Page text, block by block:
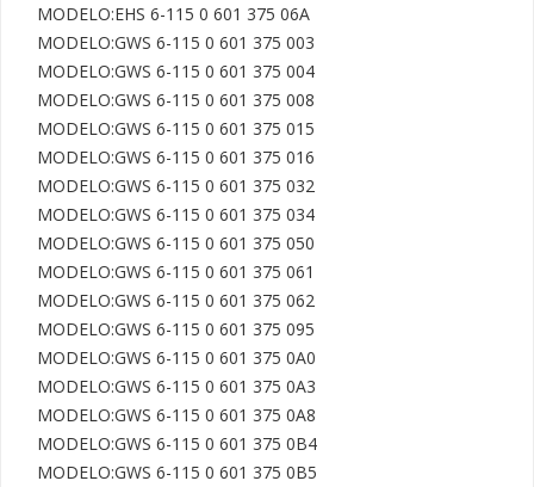
MODELO:EHS 6-115 0 601 375 06A
MODELO:GWS 6-115 0 601 375 003
MODELO:GWS 6-115 0 601 375 004
MODELO:GWS 6-115 0 601 375 008
MODELO:GWS 6-115 0 601 375 015
MODELO:GWS 6-115 0 601 375 016
MODELO:GWS 6-115 0 601 375 032
MODELO:GWS 6-115 0 601 375 034
MODELO:GWS 6-115 0 601 375 050
MODELO:GWS 6-115 0 601 375 061
MODELO:GWS 6-115 0 601 375 062
MODELO:GWS 6-115 0 601 375 095
MODELO:GWS 6-115 0 601 375 0A0
MODELO:GWS 6-115 0 601 375 0A3
MODELO:GWS 6-115 0 601 375 0A8
MODELO:GWS 6-115 0 601 375 0B4
MODELO:GWS 6-115 0 601 375 0B5